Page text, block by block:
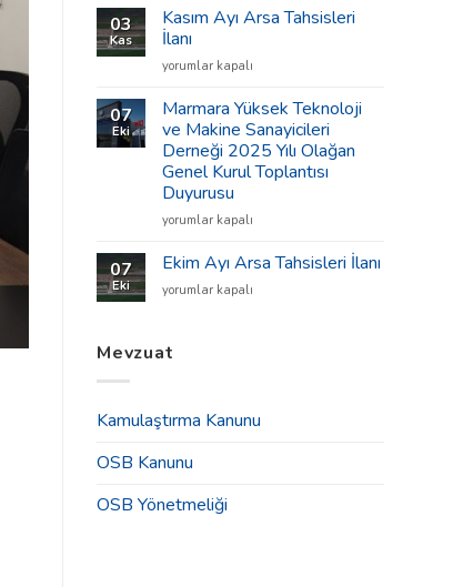
Ön
Tahsis
İlanı
için
03
Kas
Kasım Ayı Arsa Tahsisleri
İlanı
Kasım
Arsa
Tahsisleri
İlanı
için
yorumlar kapalı
07
Eki
Marmara Yüksek Teknoloji
ve Makine Sanayicileri
Derneği 2025 Yılı Olağan
Genel Kurul Toplantısı
Duyurusu
Marmara
Teknoloji
Makine
2025
Kurul
Duyurusu
yorumlar kapalı
07
Eki
Ekim Ayı Arsa Tahsisleri İlanı
Ekim
Tahsisleri
yorumlar kapalı
Mevzuat
Kamulaştırma Kanunu
OSB Kanunu
OSB Yönetmeliği